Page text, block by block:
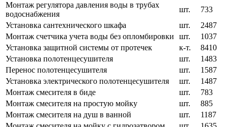
Монтаж регулятора давления воды в трубах
водоснабжения
шт.
733
Установка сантехнического шкафа
шт.
2487
Монтаж счетчика учета воды без опломбировки
шт.
1037
Установка защитной системы от протечек
к-т.
8410
Установка полотенцесушителя
шт.
1483
Перенос полотенцесушителя
шт.
1587
Установка электрического полотенцесушителя
шт.
1487
Монтаж смесителя в биде
шт.
783
Монтаж смесителя на простую мойку
шт.
885
Монтаж смесителя на душ в ванной
шт.
1187